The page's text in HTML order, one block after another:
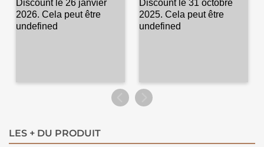
LES + DU PRODUIT